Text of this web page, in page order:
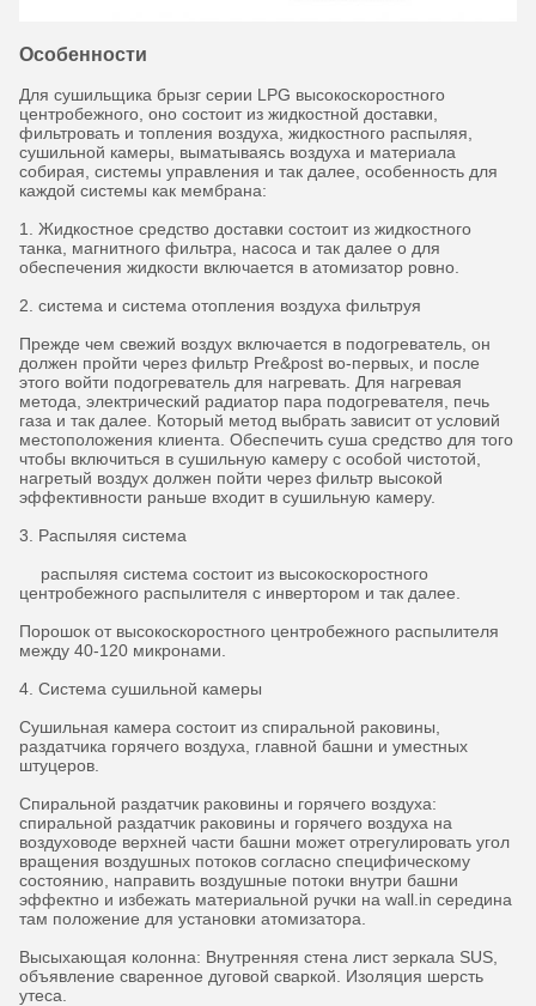
Особенности
Для сушильщика брызг серии LPG высокоскоростного
центробежного, оно состоит из жидкостной доставки,
фильтровать и топления воздуха, жидкостного распыляя,
сушильной камеры, выматываясь воздуха и материала
собирая, системы управления и так далее, особенность для
каждой системы как мембрана:
1. Жидкостное средство доставки состоит из жидкостного
танка, магнитного фильтра, насоса и так далее о для
обеспечения жидкости включается в атомизатор ровно.
2. система и система отопления воздуха фильтруя
Прежде чем свежий воздух включается в подогреватель, он
должен пройти через фильтр Pre&post во-первых, и после
этого войти подогреватель для нагревать. Для нагревая
метода, электрический радиатор пара подогревателя, печь
газа и так далее. Который метод выбрать зависит от условий
местоположения клиента. Обеспечить суша средство для того
чтобы включиться в сушильную камеру с особой чистотой,
нагретый воздух должен пойти через фильтр высокой
эффективности раньше входит в сушильную камеру.
3. Распыляя система
распыляя система состоит из высокоскоростного
центробежного распылителя с инвертором и так далее.
Порошок от высокоскоростного центробежного распылителя
между 40-120 микронами.
4. Система сушильной камеры
Сушильная камера состоит из спиральной раковины,
раздатчика горячего воздуха, главной башни и уместных
штуцеров.
Спиральной раздатчик раковины и горячего воздуха:
спиральной раздатчик раковины и горячего воздуха на
воздуховоде верхней части башни может отрегулировать угол
вращения воздушных потоков согласно специфическому
состоянию, направить воздушные потоки внутри башни
эффектно и избежать материальной ручки на wall.in середина
там положение для установки атомизатора.
Высыхающая колонна: Внутренняя стена лист зеркала SUS,
объявление сваренное дуговой сваркой. Изоляция шерсть
утеса.